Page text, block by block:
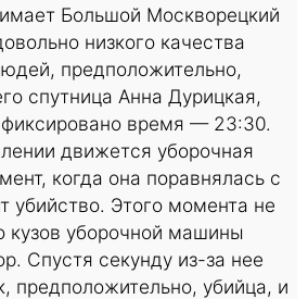
Большой Москворецкий
низкого качества
предположительно,
спутница Анна Дурицкая,
время — 23:30.
движется уборочная
когда она поравнялась с
убийство. Этого момента не
кузов уборочной машины
Спустя секунду из-за нее
предположительно, убийца, и